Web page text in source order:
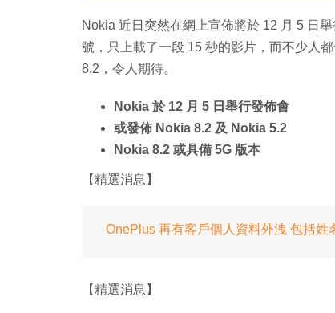
Nokia 近日突然在網上宣佈將於 12 月 5 日
號，只上載了一段 15 秒的影片，而不少人
8.2，令人期待。
Nokia 於 12 月 5 日舉行發佈會
或發佈 Nokia 8.2 及 Nokia 5.2
Nokia 8.2 或具備 5G 版本
【精選消息】
OnePlus 再有客戶個人資料外洩 包括姓
【精選消息】